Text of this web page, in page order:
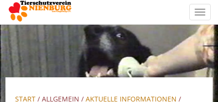
START / ALLGEMEIN /AKTUELLE INFORMATIONEN /